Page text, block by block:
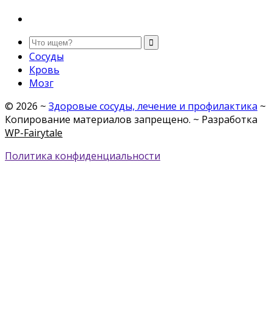
Сосуды
Кровь
Мозг
© 2026 ~ Здоровые сосуды, лечение и профилактика ~
Копирование материалов запрещено. ~ Разработка
WP-Fairytale
Политика конфиденциальности